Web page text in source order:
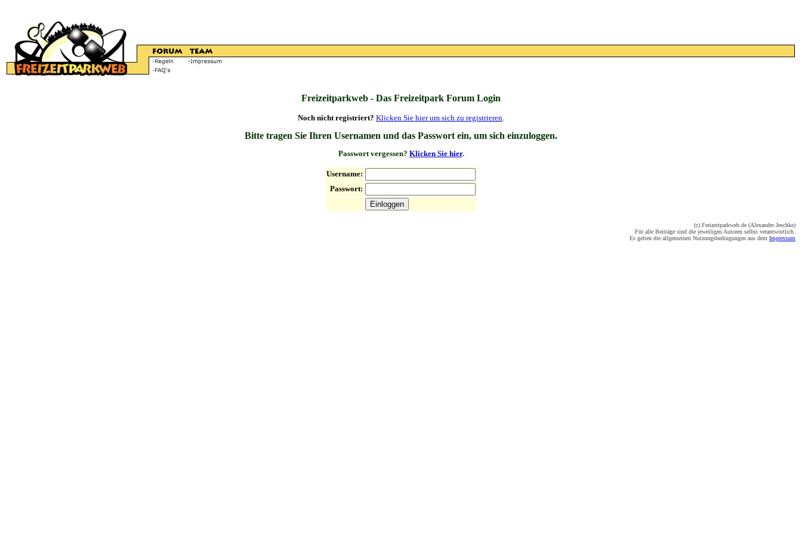
Freizeitparkweb - Das Freizeitpark Forum Login
Noch nicht registriert? Klicken Sie hier um sich zu registrieren.
Bitte tragen Sie Ihren Usernamen und das Passwort ein, um sich einzuloggen.
Passwort vergessen? Klicken Sie hier.
Username:
Passwort:
(c) Freizeitparkweb.de (Alexander Jeschke)
Für alle Beiträge sind die jeweiligen Autoren selbst verantwortlich.
Es gelten die allgemeinen Nutzungsbedingungen aus dem Impressum